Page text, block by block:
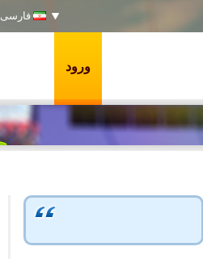
فارسی
ورود